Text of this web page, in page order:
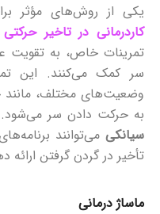
یکی از روش‌های مؤثر
کاردرمانی در تاخیر حرکتی
تمرینات خاص، به تقویت
سر کمک می‌کنند. این
وضعیت‌های مختلف، مانند
به حرکت دادن سر
سیانکی می‌توانند
تأخیر در گردن گرفتن ارائه
ماساژ درمانی